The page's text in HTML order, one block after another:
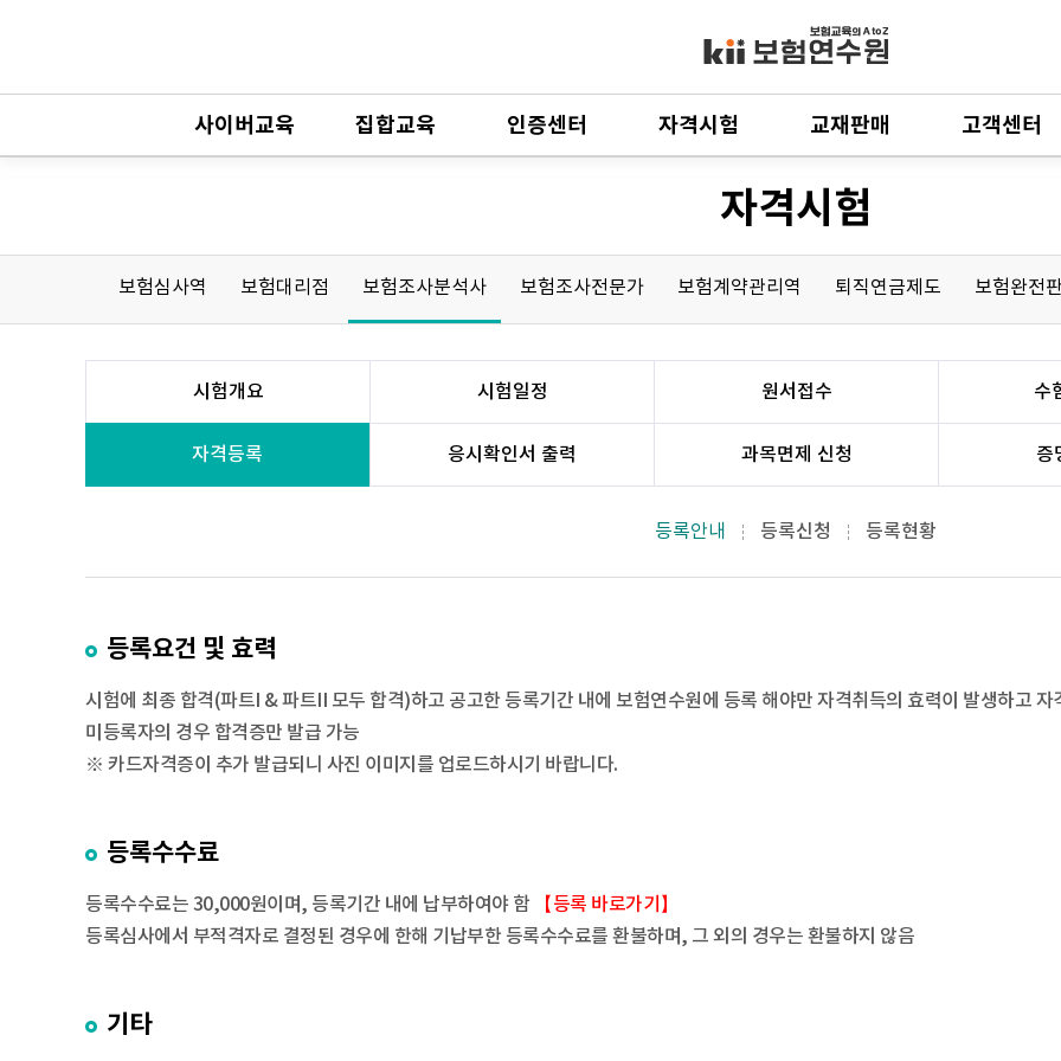
사이버교육 집합교육 인증센터 자격시험 교재판매 고객센터
자격시험
보험심사역 보험대리점 보험조사분석사 보험조사전문가 보험계약관리역 퇴직연금제도 보험완전
시험개요 시험일정 원서접수 수
자격등록 응시확인서 출력 과목면제 신청 증
등록안내 등록신청 등록현황
등록요건 및 효력
시험에 최종 합격(파트I & 파트II 모두 합격)하고 공고한 등록기간 내에 보험연수원에 등록 해야만 자격취득의 효력이 발생하고 자
미등록자의 경우 합격증만 발급 가능
※ 카드자격증이 추가 발급되니 사진 이미지를 업로드하시기 바랍니다.
등록수수료
등록수수료는 30,000원이며, 등록기간 내에 납부하여야 함
【등록 바로가기】
등록심사에서 부적격자로 결정된 경우에 한해 기납부한 등록수수료를 환불하며, 그 외의 경우는 환불하지 않음
기타